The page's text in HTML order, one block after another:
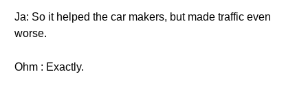
Ja: So it helped the car makers, but made traffic even
worse.
Ohm : Exactly.